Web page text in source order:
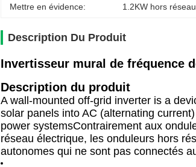
Mettre en évidence: 1.2KW hors réseau
Description Du Produit
Invertisseur mural de fréquence
Description du produit
A wall-mounted off-grid inverter is a
solar panels into AC (alternating
power systemsContrairement aux
réseau électrique, les onduleurs hors
autonomes qui ne sont pas connectés